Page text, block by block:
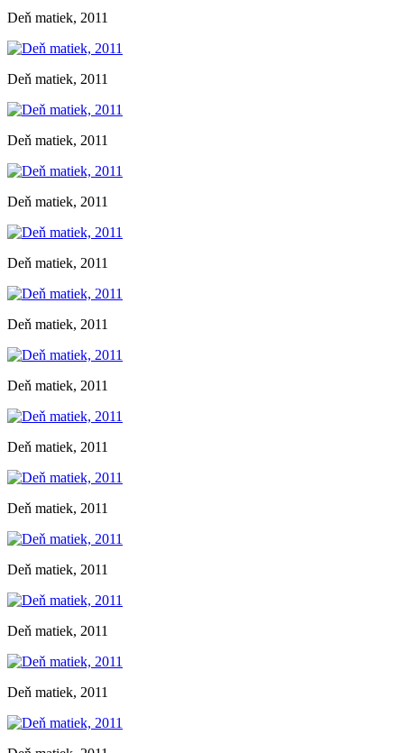
Deň matiek, 2011
Deň matiek, 2011
Deň matiek, 2011
Deň matiek, 2011
Deň matiek, 2011
Deň matiek, 2011
Deň matiek, 2011
Deň matiek, 2011
Deň matiek, 2011
Deň matiek, 2011
Deň matiek, 2011
Deň matiek, 2011